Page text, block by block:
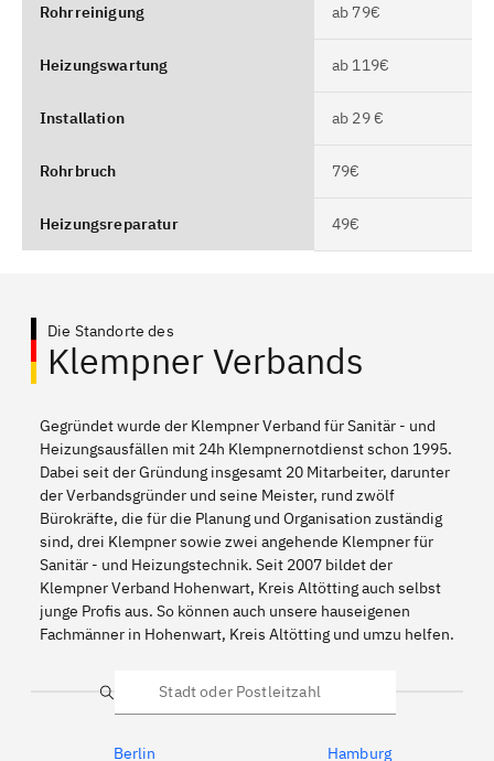
Rohrreinigung ab 79€
Heizungswartung ab 119€
Installation ab 29 €
Rohrbruch 79€
Heizungsreparatur 49€
Die Standorte des
Klempner Verbands
Gegründet wurde der Klempner Verband für Sanitär - und
Heizungsausfällen mit 24h Klempnernotdienst schon 1995.
Dabei seit der Gründung insgesamt 20 Mitarbeiter, darunter
der Verbandsgründer und seine Meister, rund zwölf
Bürokräfte, die für die Planung und Organisation zuständig
sind, drei Klempner sowie zwei angehende Klempner für
Sanitär - und Heizungstechnik. Seit 2007 bildet der
Klempner Verband Hohenwart, Kreis Altötting auch selbst
junge Profis aus. So können auch unsere hauseigenen
Fachmänner in Hohenwart, Kreis Altötting und umzu helfen.
Suche
Berlin Hamburg